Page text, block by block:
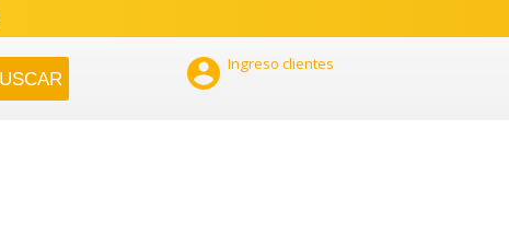
 Ingreso clientes